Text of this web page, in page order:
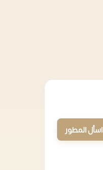
اسأل المطور